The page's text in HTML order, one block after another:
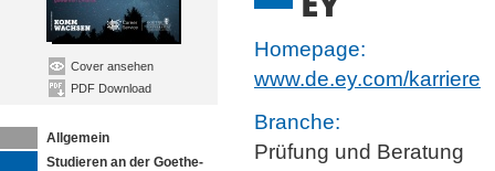
Cover ansehen
PDF Download
Allgemein
Studieren an der Goethe-
Homepage:
www.de.ey.com/karriere
Branche:
Prüfung und Beratung